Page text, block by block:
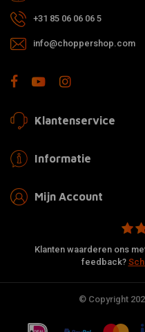
+31 85 06 06 06 5
info@choppershop.com
Klantenservice
Informatie
Mijn Account
Klanten waarderen ons
feedback?
© Copyright